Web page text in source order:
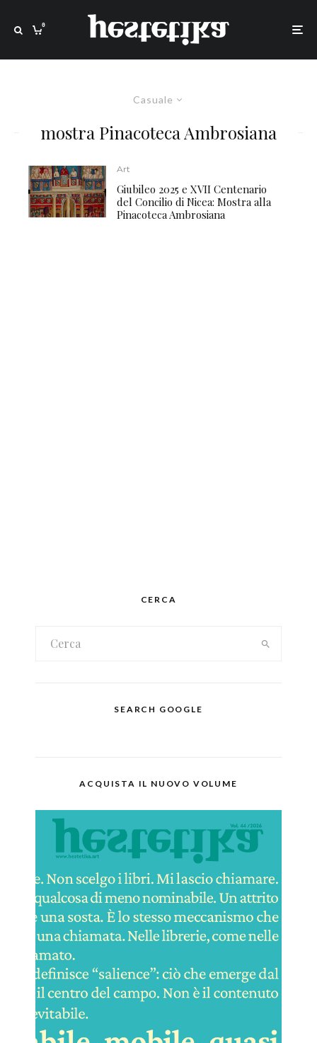
0
Casuale
mostra Pinacoteca Ambrosiana
Art
Giubileo 2025 e XVII Centenario
del Concilio di Nicea: Mostra alla
Pinacoteca Ambrosiana
CERCA
SEARCH GOOGLE
ACQUISTA IL NUOVO VOLUME